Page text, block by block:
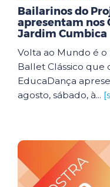
Bailarinos do
apresentam nos
Jardim Cumbica
Volta ao Mundo é
Ballet Clássico que
EducaDança
agosto, sábado, à...